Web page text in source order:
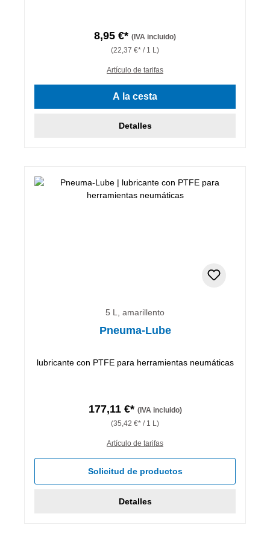
8,95 €* (IVA incluido)
(22,37 €* / 1 L)
Artículo de tarifas
A la cesta
Detalles
5 L, amarillento
Pneuma-Lube
lubricante con PTFE para herramientas neumáticas
177,11 €* (IVA incluido)
(35,42 €* / 1 L)
Artículo de tarifas
Solicitud de productos
Detalles